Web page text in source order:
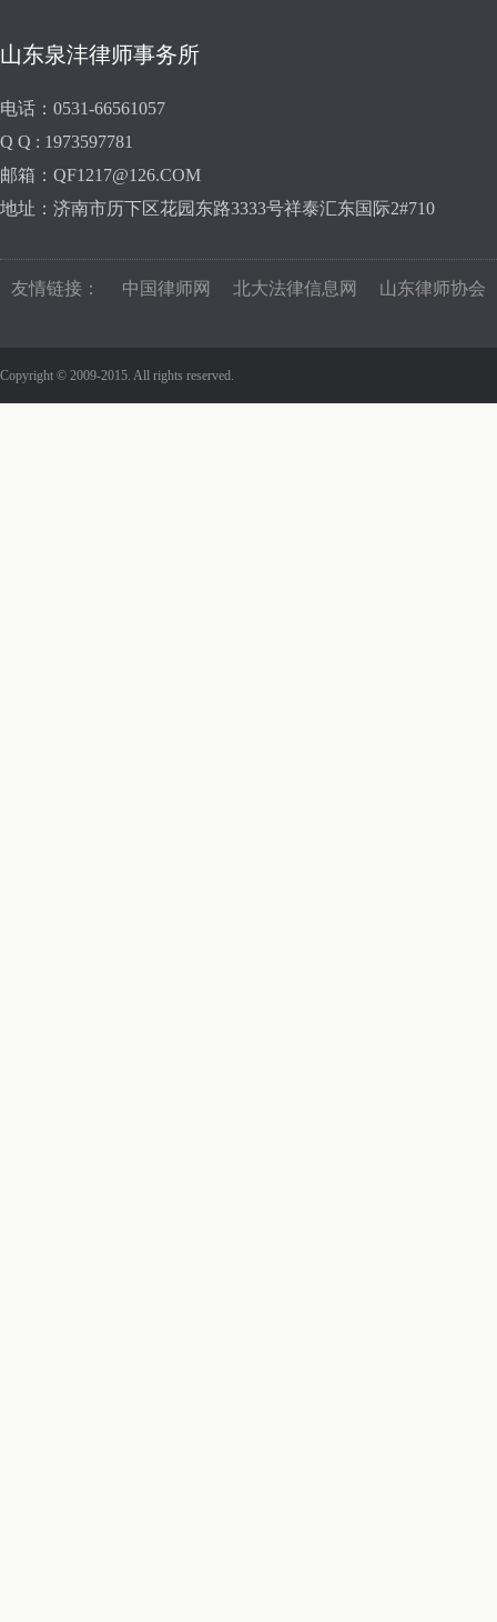
山东泉沣律师事务所
电话：0531-66561057
Q Q : 1973597781
邮箱：QF1217@126.COM
地址：济南市历下区花园东路3333号祥泰汇东国际2#710
友情链接： 中国律师网 北大法律信息网 山东律师协会
Copyright © 2009-2015. All rights reserved.